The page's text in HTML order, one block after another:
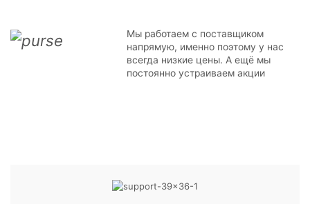
Мы работаем с поставщиком
напрямую, именно поэтому у нас
всегда низкие цены. А ещё мы
постоянно устраиваем акции